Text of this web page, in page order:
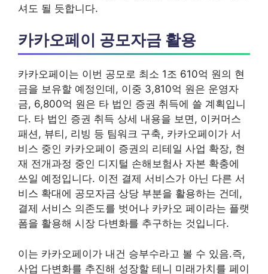
셔도 될 듯합니다.
카카오페이 공모자금 활용
카카오페이는 이번 공모로 최소 1조 610억 원의 현
금을 보유할 예정인데, 이중 3,810억 원은 운영자
금, 6,800억 원은 타 법인 증권 취득에 쓸 계획입니
다. 타 법인 증권 취득 상세 내용을 보면, 이커머스
패션, 뷰티, 리빙 등 팀워크 구축, 카카오페이가 서
비스 중인 카카오페이 증권의 리테일 사업 확장, 현
재 전개과정 중인 디지털 손해보험사 자본 확충에
쓰일 예정입니다. 이전 결제 서비스가 아닌 다른 서
비스 확대에 공모자금 상당 부분을 활용하는 건데,
결제 서비스 의존도를 벗어나 카카오 페이라는 플랫
폼을 활용해 시장 다변화를 추구하는 것입니다.
이는 카카오페이가 내건 승부수라고 볼 수 있음.즉,
사업 다변화를 추진해 성장할 테니 미래가치를 페이